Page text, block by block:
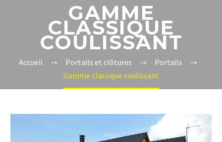
GAMME
CLASSIQUE
COULISSANT
Accueil Portails et clôtures
Portails
Gamme classique coulissant